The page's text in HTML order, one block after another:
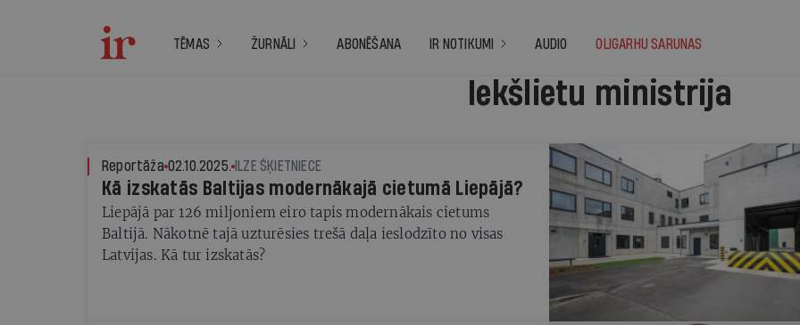
TĒMAS ŽURNĀLI ABONĒŠANA IR NOTIKUMI AUDIO OLIGARHU SARUNAS
Iekšlietu ministrija
Reportāža 02.10.2025. ILZE ŠĶIETNIECE
Kā izskatās Baltijas modernākajā cietumā Liepājā?
Liepājā par 126 miljoniem eiro tapis modernākais cietums
Baltijā. Nākotnē tajā uzturēsies trešā daļa ieslodzīto no visas
Latvijas. Kā tur izskatās?